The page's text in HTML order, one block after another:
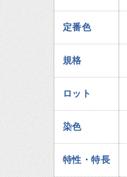
定番色
規格
ロット
染色
特性・特長